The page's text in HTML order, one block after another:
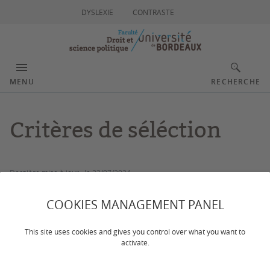
COOKIES MANAGEMENT PANEL
This site uses cookies and gives you control over what you want to
activate.
DYSLEXIE CONTRASTE
MENU RECHERCHE
Critères de séléction
Dernière mise à jour :le 23/07/2024
Candidature